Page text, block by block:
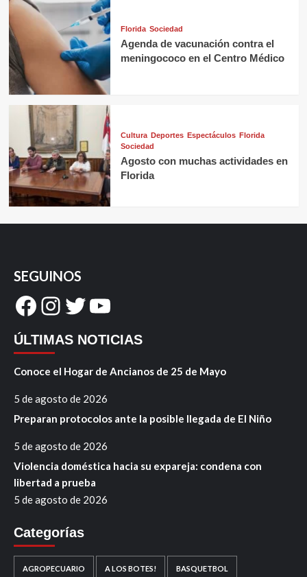
Florida Sociedad
Agenda de vacunación contra el
meningococo en el Centro Médico
Cultura Deportes Espectáculos Florida
Sociedad
Agosto con muchas actividades en
Florida
SEGUINOS
Facebook
Instagram
Twitter
YouTube
ÚLTIMAS NOTICIAS
Conoce el Hogar de Ancianos de 25 de Mayo
5 de agosto de 2026
Preparan protocolos ante la posible llegada de El Niño
5 de agosto de 2026
Violencia doméstica hacia su expareja: condena con
libertad a prueba
5 de agosto de 2026
Categorías
AGROPECUARIO A LOS BOTES! BASQUETBOL